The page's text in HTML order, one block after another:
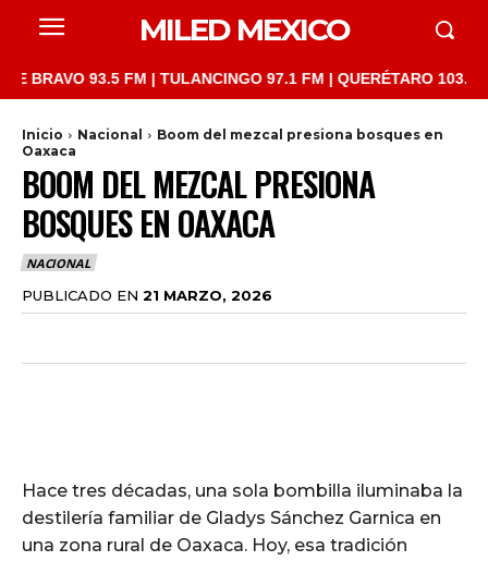
MILED MEXICO
93.5 FM | TULANCINGO 97.1 FM | QUERÉTARO 103.1 FM
Inicio Nacional
Boom del mezcal presiona bosques en
Oaxaca
BOOM DEL MEZCAL PRESIONA
BOSQUES EN OAXACA
NACIONAL
PUBLICADO EN 21 MARZO, 2026
Hace tres décadas, una sola bombilla iluminaba la
destilería familiar de Gladys Sánchez Garnica en
una zona rural de Oaxaca. Hoy, esa tradición